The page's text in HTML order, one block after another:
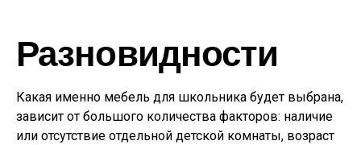
Разновидности
Какая именно мебель для школьника будет выбрана,
зависит от большого количества факторов: наличие
или отсутствие отдельной детской комнаты, возраст